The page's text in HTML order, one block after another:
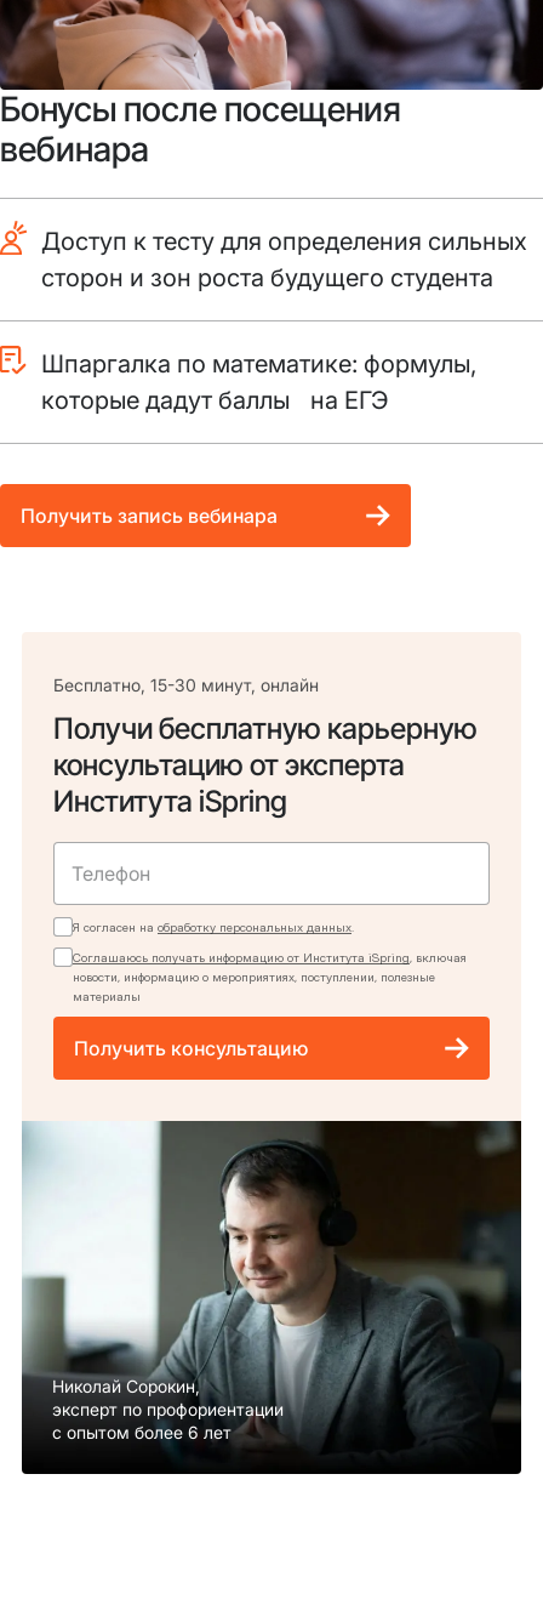
Бонусы после посещения
вебинара
Доступ к тесту для определения сильных
сторон и зон роста будущего студента
Шпаргалка по математике: формулы,
которые дадут баллы на ЕГЭ
Получить запись вебинара
Бесплатно, 15-30 минут, онлайн
Получи бесплатную карьерную
консультацию от эксперта
Института iSpring
Я согласен на обработку персональных данных
Соглашаюсь получать информацию от Института iSpring , включая
новости, информацию о мероприятиях, поступлении, полезные
материалы
Получить консультацию